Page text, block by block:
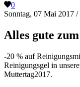
0
Sonntag, 07 Mai 2017 /
Alles gute
-20 % auf
Reinigungsgel in
Muttertag2017.